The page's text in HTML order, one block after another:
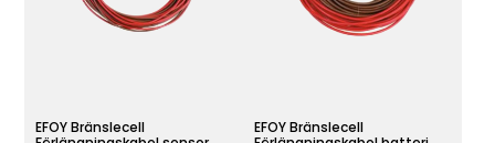
EFOY Bränslecell
EFOY Bränslecell